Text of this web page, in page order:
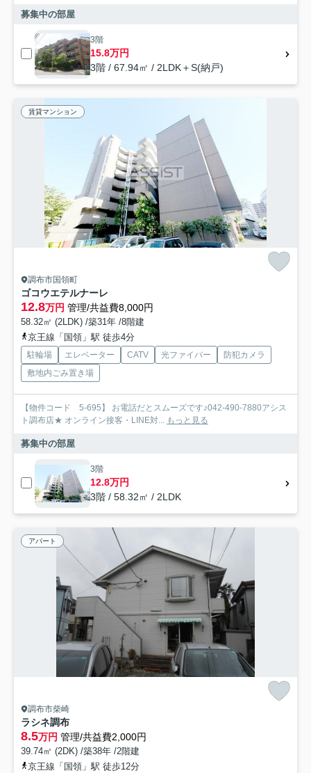
募集中の部屋
3階
15.8万円
3階 / 67.94㎡ / 2LDK＋S(納戸)
賃貸マンション
調布市国領町
ゴコウエテルナーレ
12.8万円 管理/共益費8,000円
58.32㎡ (2LDK) /築31年 /8階建
京王線「国領」駅 徒歩4分
駐輪場 エレベーター CATV 光ファイバー
防犯カメラ
敷地内ごみ置き場
【物件コード 5-695】 お電話だとスムーズです♪042-490-7880アシス
ト調布店★ オンライン接客・LINE対... もっと見る
募集中の部屋
3階
12.8万円
3階 / 58.32㎡ / 2LDK
アパート
調布市柴崎
ラシネ調布
8.5万円 管理/共益費2,000円
39.74㎡ (2DK) /築38年 /2階建
京王線「国領」駅 徒歩12分